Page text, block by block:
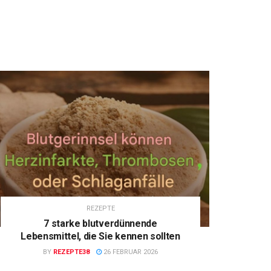
REZEPTE
7 starke blutverdünnende
Lebensmittel, die Sie kennen sollten
BY REZEPTE38 26 FEBRUAR 2026